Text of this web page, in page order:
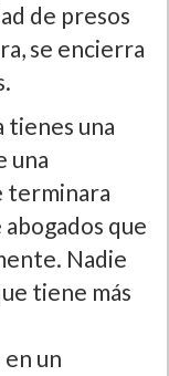
de presos
se encierra
tienes una
una
terminara
que
Nadie
tiene más
un